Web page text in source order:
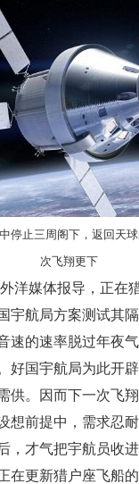
停止三周阁下，返回天
次飞翔更下
洋媒体报导，正在
宇航局方案测试其
速的速率脱过年夜
好国宇航局为此开
供。因而下一次飞
想前提中，需求忍耐
，才气把宇航员收进
在更新猎户座飞船